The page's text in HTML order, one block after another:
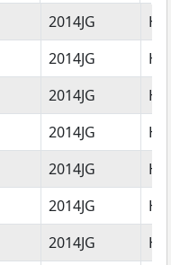
Postcode
2014JG
2014JG
2014JG
2014JG
2014JG
2014JG
2014JG